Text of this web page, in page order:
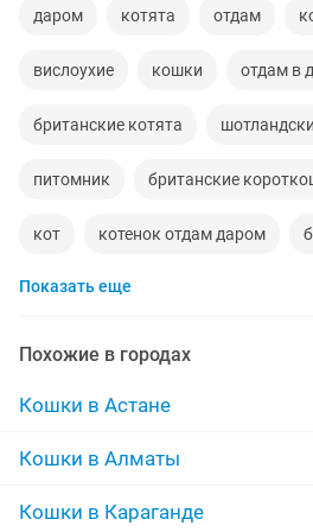
даром котята отдам
вислоухие кошки отдам в
британские котята
питомник британские
кот котенок отдам даром
вислоухие котята
золотая шиншилла
месяц отдам добрые
котятки друг
Показать еще
Похожие в городах
Кошки в Астане
Кошки в Алматы
Кошки в Караганде